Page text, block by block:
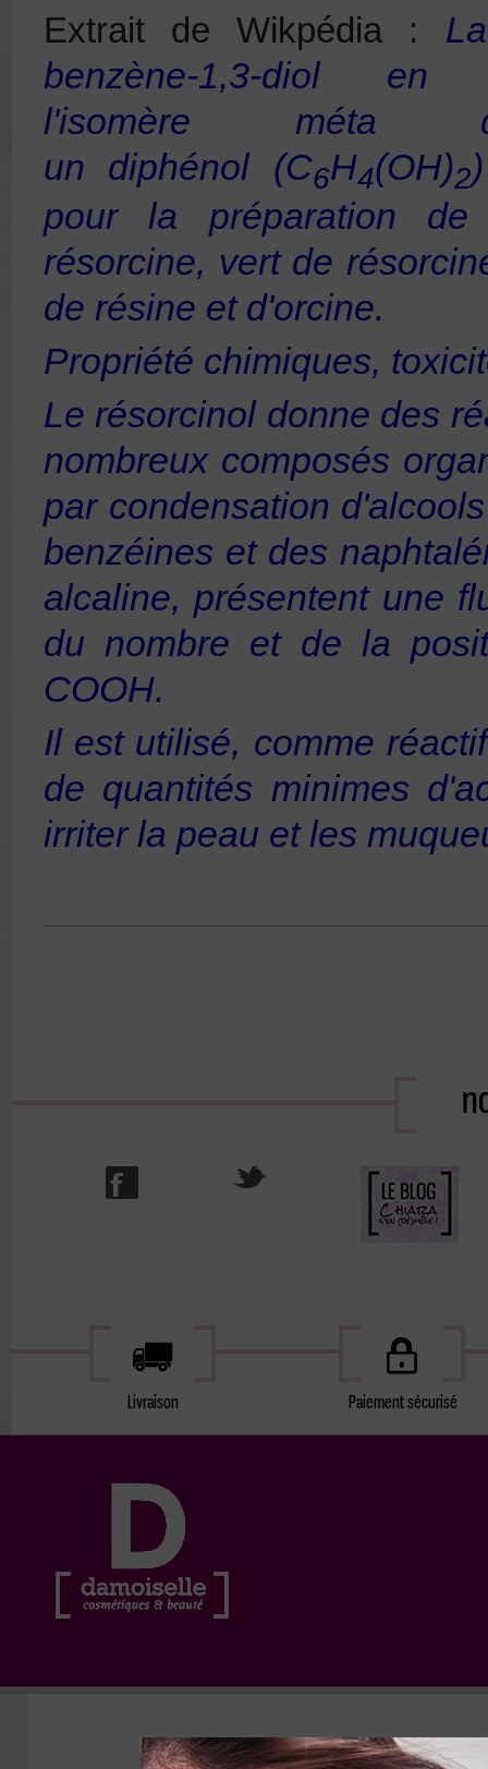
Extrait de Wikpédia :
benzène-1,3-diol
l'isomère
un diphénol (C6H4(OH)2
pour la préparation
résorcine, vert de
de résine et d'orcine.
Propriété chimiques,
Le résorcinol donne des
nombreux composés
par condensation d'alcools
benzéines et des
alcaline, présentent une
du nombre et de la
COOH.
Il est utilisé, comme
de quantités minimes d'
irriter la peau et les
Livraison Paiement sécurisé